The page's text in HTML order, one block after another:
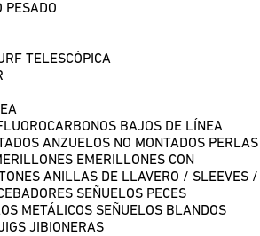
PESADO
TELESCÓPICA
BAJOS DE LÍNEA
ANZUELOS NO MONTADOS PERLAS
EMERILLONES CON
ANILLAS DE LLAVERO / SLEEVES /
SEÑUELOS PECES
METÁLICOS SEÑUELOS BLANDOS
JIBIONERAS